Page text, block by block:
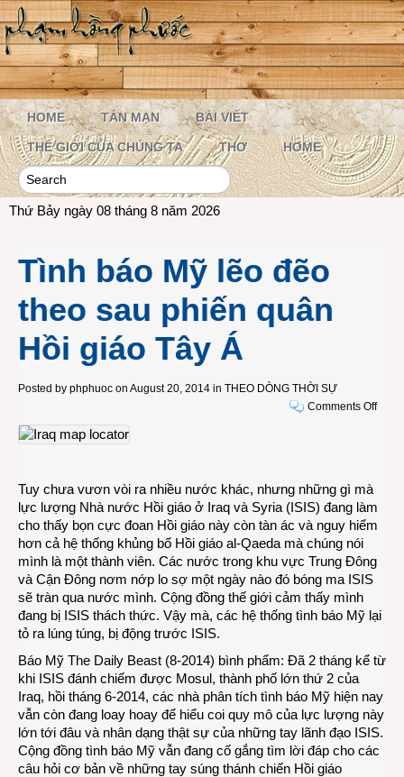
HOME TẢN MẠN BÀI VIẾT
THẾ GIỚI CỦA CHÚNG TA THƠ HOME
Thứ Bảy ngày 08 tháng 8 năm 2026
Tình báo Mỹ lẽo đẽo
theo sau phiến quân
Hồi giáo Tây Á
Posted by phphuoc on August 20, 2014 in THEO DÒNG THỜI SỰ
Comments Offon
theo
sau
quân
Tây
Tuy chưa vươn vòi ra nhiều nước khác, nhưng những gì mà
lực lượng Nhà nước Hồi giáo ở Iraq và Syria (ISIS) đang làm
cho thấy bọn cực đoan Hồi giáo này còn tàn ác và nguy hiểm
hơn cả hệ thống khủng bố Hồi giáo al-Qaeda mà chúng nói
mình là một thành viên. Các nước trong khu vực Trung Đông
và Cận Đông nơm nớp lo sợ một ngày nào đó bóng ma ISIS
sẽ tràn qua nước mình. Cộng đồng thế giới cảm thấy mình
đang bị ISIS thách thức. Vậy mà, các hệ thống tình báo Mỹ lại
tỏ ra lúng túng, bị động trước ISIS.
Báo Mỹ The Daily Beast (8-2014) bình phẩm: Đã 2 tháng kể từ
khi ISIS đánh chiếm được Mosul, thành phố lớn thứ 2 của
Iraq, hồi tháng 6-2014, các nhà phân tích tình báo Mỹ hiện nay
vẫn còn đang loay hoay để hiểu coi quy mô của lực lượng này
lớn tới đâu và nhân dạng thật sự của những tay lãnh đạo ISIS.
Cộng đồng tình báo Mỹ vẫn đang cố gắng tìm lời đáp cho các
câu hỏi cơ bản về những tay súng thánh chiến Hồi giáo